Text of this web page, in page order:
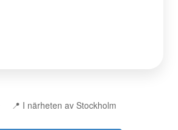
📍 I närheten av Stockholm